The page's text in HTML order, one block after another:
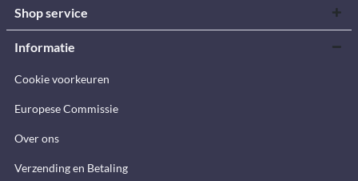
Shop service
Informatie
Cookie voorkeuren
Europese Commissie
Over ons
Verzending en Betaling